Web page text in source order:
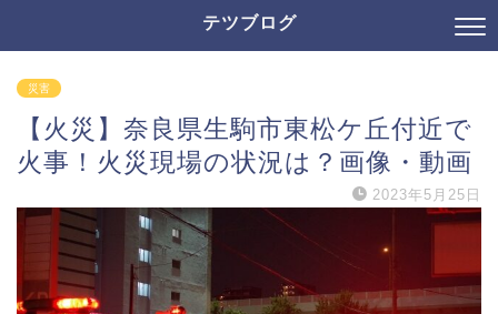
テツブログ
災害
【火災】奈良県生駒市東松ケ丘付近で
火事！火災現場の状況は？画像・動画
2023年5月25日